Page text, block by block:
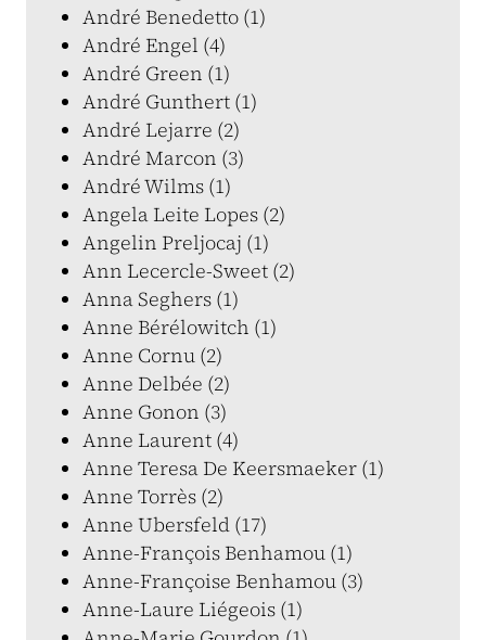
André Benedetto (1)
André Engel (4)
André Green (1)
André Gunthert (1)
André Lejarre (2)
André Marcon (3)
André Wilms (1)
Angela Leite Lopes (2)
Angelin Preljocaj (1)
Ann Lecercle-Sweet (2)
Anna Seghers (1)
Anne Bérélowitch (1)
Anne Cornu (2)
Anne Delbée (2)
Anne Gonon (3)
Anne Laurent (4)
Anne Teresa De Keersmaeker (1)
Anne Torrès (2)
Anne Ubersfeld (17)
Anne-François Benhamou (1)
Anne-Françoise Benhamou (3)
Anne-Laure Liégeois (1)